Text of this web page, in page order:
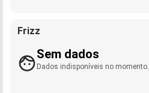
Frizz
Sem dados
Dados indisponíveis no momento.